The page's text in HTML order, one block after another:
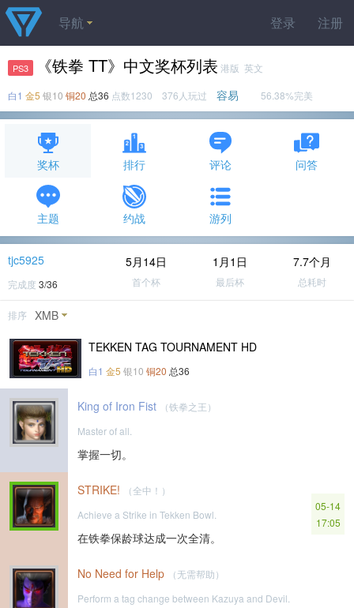
登录 注册
导航
PS3 《铁拳 TT》中文奖杯列表 港版 英文
白1 金5 银10 铜20 总36 点数1230 376人玩过 容易 56.38%完美
奖杯 排行 评论 问答
主题 约战 游列
tjc5925
完成度 3/36
5月14日
首个杯
1月1日
最后杯
7.7个月
总耗时
排序 XMB
TEKKEN TAG TOURNAMENT HD
白1 金5 银10 铜20 总36
King of Iron Fist
（铁拳之王）
Master of all.
掌握一切。
STRIKE!
（全中！）
Achieve a Strike in Tekken Bowl.
在铁拳保龄球达成一次全清。
05-14
17:05
No Need for Help
（无需帮助）
Perform a tag change between Kazuya and Devil.